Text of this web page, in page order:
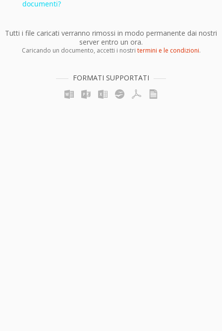
documenti?
Tutti i file caricati verranno rimossi in modo permanente dai nostri
server entro un ora.
Caricando un documento, accetti i nostri termini e le condizioni.
FORMATI SUPPORTATI